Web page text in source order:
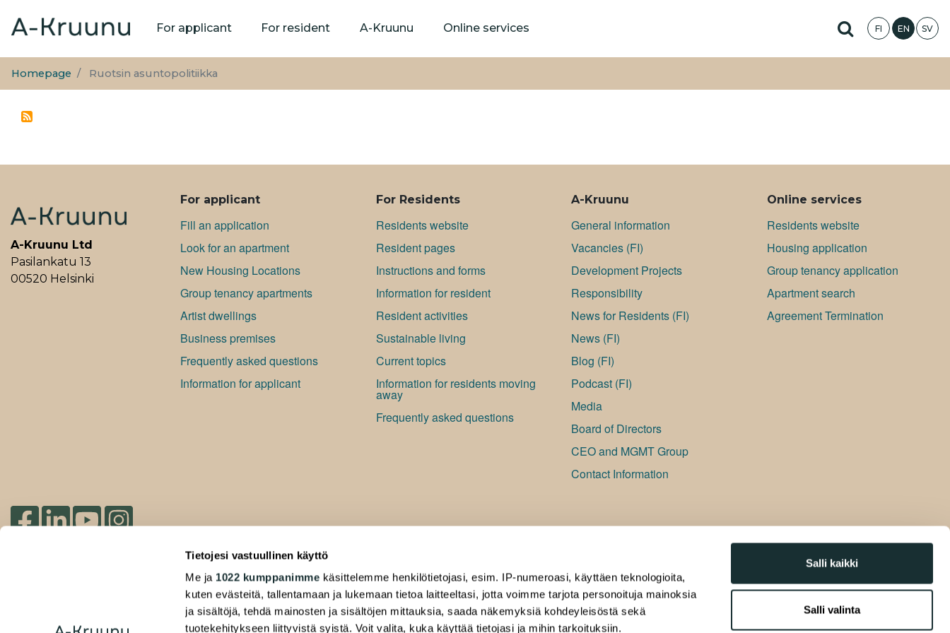
Tietojesi vastuullinen käyttö
Me ja 1022 kumppanimme käsittelemme henkilötietojasi, esim. IP-numeroasi, käyttäen teknologioita,
kuten evästeitä, tallentamaan ja lukemaan tietoa laitteeltasi, jotta voimme tarjota personoituja mainoksia
ja sisältöjä, tehdä mainosten ja sisältöjen mittauksia, saada näkemyksiä kohdeyleisöstä sekä
tuotekehitykseen liittyvistä syistä. Voit valita, kuka käyttää tietojasi ja mihin tarkoituksiin.
Salli kaikki
Salli valinta
to
Main
navigation
For applicant For resident A-Kruunu Online services Hae sivustolta
FI EN SV
Homepage Ruotsin asuntopolitiikka
A-Kruunu Ltd
Pasilankatu 13
00520 Helsinki
ALAVALIKKO
For applicant
Fill an application
Look for an apartment
New Housing Locations
Group tenancy apartments
Artist dwellings
Bu­si­ness premises
Frequently asked questions
Information for applicant
For Residents
Residents website
Resident pages
Instructions and forms
Information for resident
Resident activities
Sustainable living
Current topics
Information for residents moving
away
Frequently asked questions
A-Kruunu
General information
Va­can­cies (FI)
Development Projects
Responsibility
News for Residents (FI)
News (FI)
Blog (FI)
Podcast (FI)
Media
Board of Directors
CEO and MGMT Group
Contact Information
Online services
Residents website
Housing application
Group tenancy application
Apartment search
Agreement Termination
2026 Duuilo Oy – © A-Kruunu Oy –